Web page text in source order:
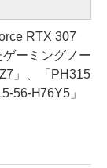
RTX 307
ーミングノー
」、「PH315
56-H76Y5」